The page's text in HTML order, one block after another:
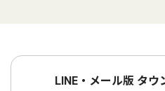
LINE・メール版 タウ